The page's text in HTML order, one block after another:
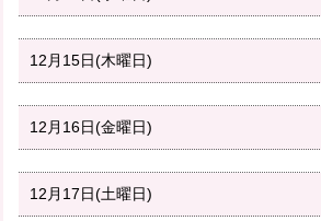
12月15日(木曜日)
12月16日(金曜日)
12月17日(土曜日)